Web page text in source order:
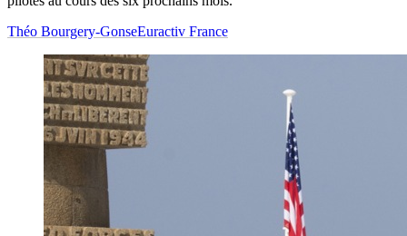
Théo Bourgery-GonseEuractiv France